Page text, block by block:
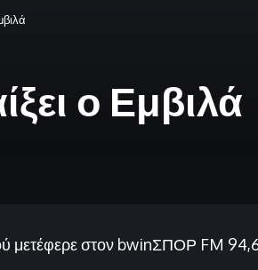
ο Εμβιλά
μετέφερε στον bwinΣΠΟΡ FM